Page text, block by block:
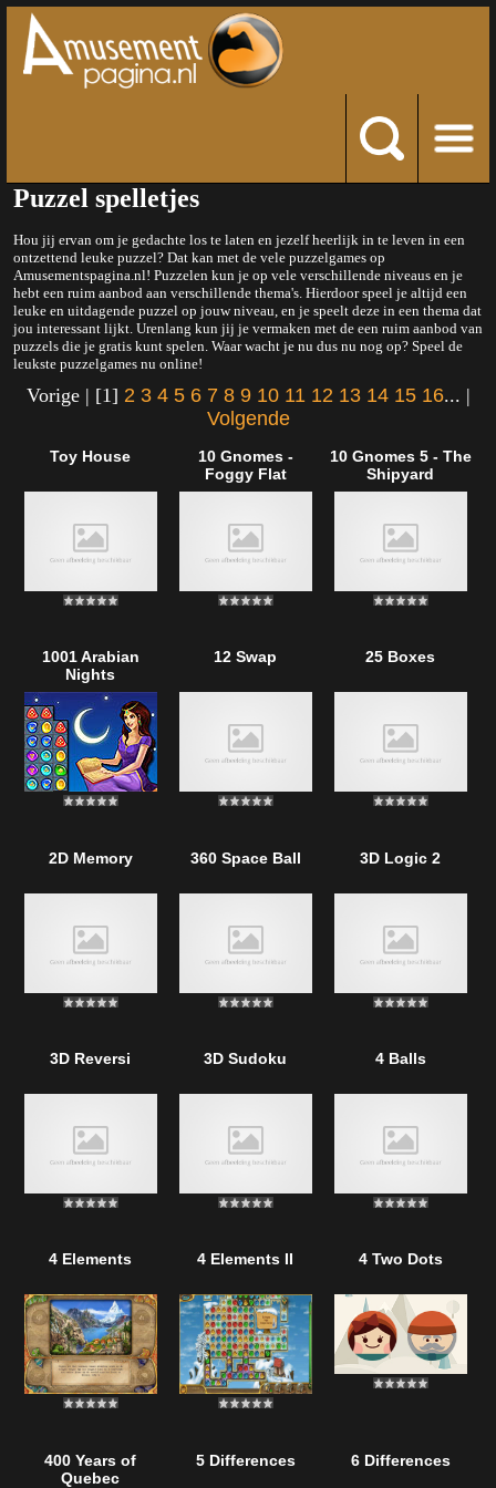
Puzzel spelletjes
Hou jij ervan om je gedachte los te laten en jezelf heerlijk in te leven in een
ontzettend leuke puzzel? Dat kan met de vele puzzelgames op
Amusementspagina.nl! Puzzelen kun je op vele verschillende niveaus en je
hebt een ruim aanbod aan verschillende thema's. Hierdoor speel je altijd een
leuke en uitdagende puzzel op jouw niveau, en je speelt deze in een thema dat
jou interessant lijkt. Urenlang kun jij je vermaken met de een ruim aanbod van
puzzels die je gratis kunt spelen. Waar wacht je nu dus nu nog op? Speel de
leukste puzzelgames nu online!
Vorige | [1] 2 3 4 5 6 7 8 9 10 11 12 13 14 15 16... |
Volgende
Toy House
10 Gnomes -
Foggy Flat
10 Gnomes 5 - The
Shipyard
1001 Arabian
Nights
12 Swap 25 Boxes
2D Memory 360 Space Ball 3D Logic 2
3D Reversi 3D Sudoku 4 Balls
4 Elements 4 Elements II 4 Two Dots
400 Years of
Quebec
5 Differences 6 Differences